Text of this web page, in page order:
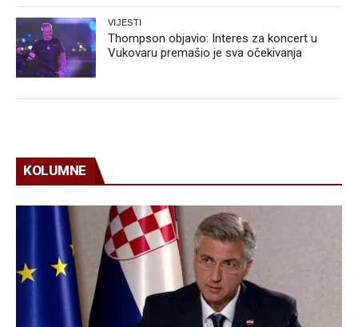
VIJESTI
Thompson objavio: Interes za koncert u
Vukovaru premašio je sva očekivanja
KOLUMNE